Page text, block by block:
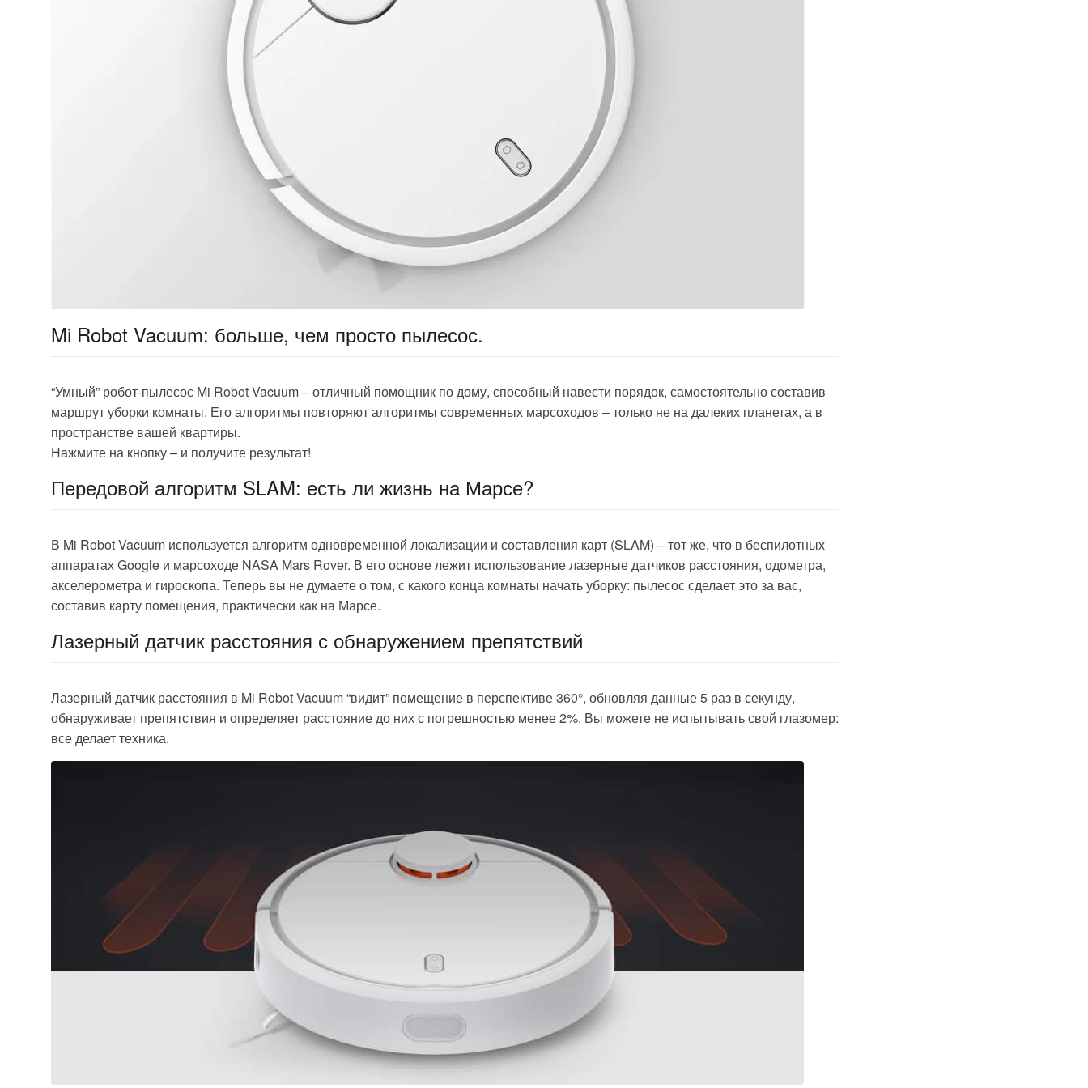
Mi Robot Vacuum: больше, чем просто пылесос.
“Умный” робот-пылесос Mi Robot Vacuum – отличный помощник по дому, способный навести порядок, самостоятельно составив
маршрут уборки комнаты. Его алгоритмы повторяют алгоритмы современных марсоходов – только не на далеких планетах, а в
пространстве вашей квартиры.
Нажмите на кнопку – и получите результат!
Передовой алгоритм SLAM: есть ли жизнь на Марсе?
В Mi Robot Vacuum используется алгоритм одновременной локализации и составления карт (SLAM) – тот же, что в беспилотных
аппаратах Google и марсоходе NASA Mars Rover. В его основе лежит использование лазерные датчиков расстояния, одометра,
акселерометра и гироскопа. Теперь вы не думаете о том, с какого конца комнаты начать уборку: пылесос сделает это за вас,
составив карту помещения, практически как на Марсе.
Лазерный датчик расстояния с обнаружением препятствий
Лазерный датчик расстояния в Mi Robot Vacuum “видит” помещение в перспективе 360°, обновляя данные 5 раз в секунду,
обнаруживает препятствия и определяет расстояние до них с погрешностью менее 2%. Вы можете не испытывать свой глазомер:
все делает техника.